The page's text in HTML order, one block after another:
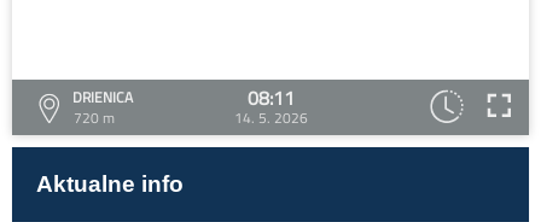
DRIENICA
720 m
08:11
14. 5. 2026
Aktualne info